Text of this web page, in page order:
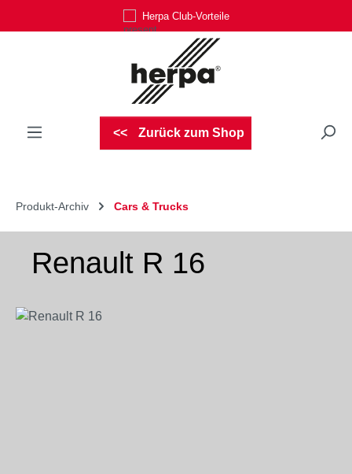
Zum Hauptinhalt springenHerpa Club-Vorteile
Zurück zum Shop
Produkt-Archiv Cars & Trucks
Renault R 16
Bildergalerie überspringen